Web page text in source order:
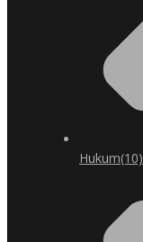
Hukum(10)